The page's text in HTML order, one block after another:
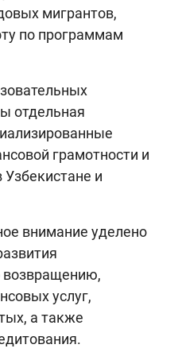
мигрантов,
по программам
отдельная
грамотности и
и
внимание уделено
возвращению,
услуг,
а также